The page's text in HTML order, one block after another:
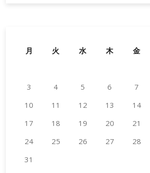
デ
ザ
に
溶
込
む
月 火 水 木 金
3
4 5 6 7
10
11 12 13 14
17
18 19 20 21
24
25 26 27 28
31